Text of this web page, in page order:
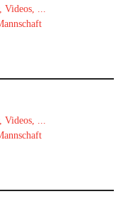
Videos, ...
Videos, ...